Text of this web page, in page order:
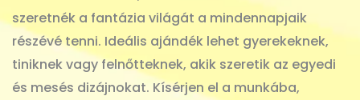
szeretnék a fantázia világát a mindennapjaik
részévé tenni. Ideális ajándék lehet gyerekeknek,
tiniknek vagy felnőtteknek, akik szeretik az egyedi
és mesés dizájnokat. Kísérjen el a munkába,